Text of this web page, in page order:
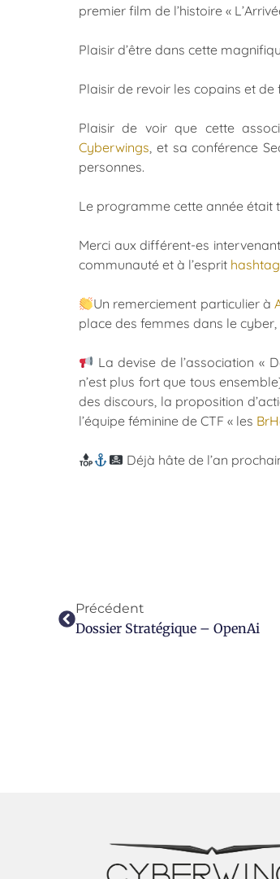
premier film de l’histoire «
Plaisir d’être dans cette
Plaisir de revoir les copains et
Plaisir de voir que cette
Cyberwings , et sa conférence
personnes.
Le programme cette année était
Merci aux différent-es
communauté et à l’esprit hashtag
Un remerciement particulier à
place des femmes dans le
La devise de l’association «
n’est plus fort que tous
des discours, la proposition
l’équipe féminine de CTF « les
Déjà hâte de l’an
Précédent
Dossier Stratégique – OpenAi